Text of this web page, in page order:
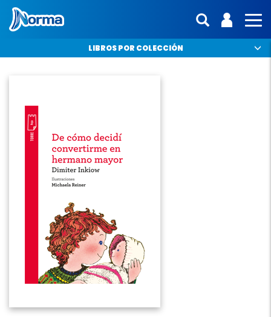
ENTRA |
LIBROS POR COLECCIÓN